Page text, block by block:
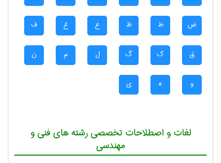
ض ط ظ ع غ ف
ق ک گ ل م ن
و ه ی
لغات و اصطلاحات تخصصی رشته های فنی و
مهندسی